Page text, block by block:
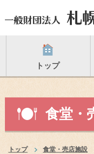
トップ
食堂・
トップ 食堂・売店施設